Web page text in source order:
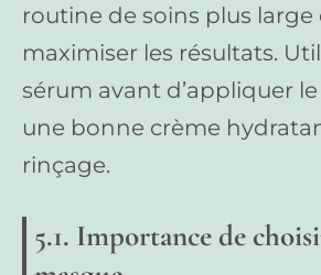
routine de soins plus
maximiser les résultats.
sérum avant d’appliquer
une bonne crème
rinçage.
5.1. Importance de